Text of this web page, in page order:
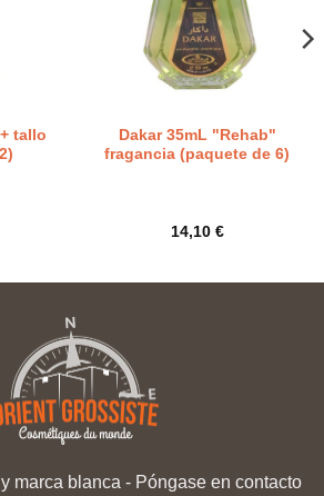
tallo
Dakar 35mL "Rehab"
fragancia (paquete de 6)
14,10 €
marca blanca - Póngase en contacto